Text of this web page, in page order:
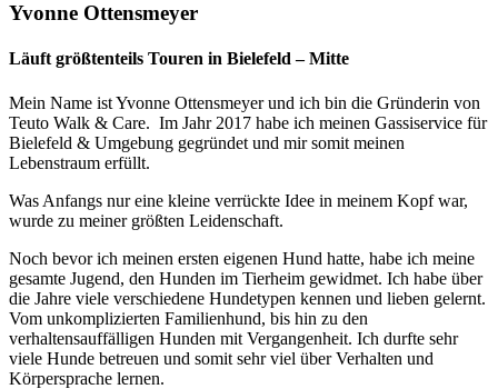
Yvonne Ottensmeyer
Läuft größtenteils Touren in Bielefeld – Mitte
Mein Name ist Yvonne Ottensmeyer und ich bin die Gründerin von
Teuto Walk & Care. Im Jahr 2017 habe ich meinen Gassiservice für
Bielefeld & Umgebung gegründet und mir somit meinen
Lebenstraum erfüllt.
Was Anfangs nur eine kleine verrückte Idee in meinem Kopf war,
wurde zu meiner größten Leidenschaft.
Noch bevor ich meinen ersten eigenen Hund hatte, habe ich meine
gesamte Jugend, den Hunden im Tierheim gewidmet. Ich habe über
die Jahre viele verschiedene Hundetypen kennen und lieben gelernt.
Vom unkomplizierten Familienhund, bis hin zu den
verhaltensauffälligen Hunden mit Vergangenheit. Ich durfte sehr
viele Hunde betreuen und somit sehr viel über Verhalten und
Körpersprache lernen.